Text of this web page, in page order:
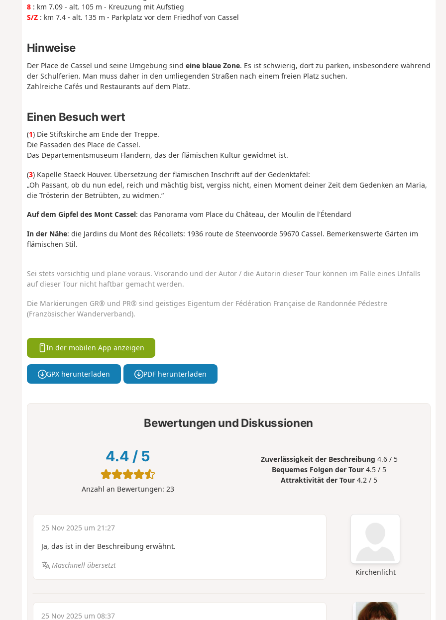
8: km 7.09 - alt. 105 m - Kreuzung mit Aufstieg
S/Z: km 7.4 - alt. 135 m - Parkplatz vor dem Friedhof von Cassel
Hinweise
Der Place de Cassel und seine Umgebung sind eine blaue Zone. Es ist schwierig, dort zu parken, insbesondere während
der Schulferien. Man muss daher in den umliegenden Straßen nach einem freien Platz suchen.
Zahlreiche Cafés und Restaurants auf dem Platz.
Einen Besuch wert
(1) Die Stiftskirche am Ende der Treppe.
Die Fassaden des Place de Cassel.
Das Departementsmuseum Flandern, das der flämischen Kultur gewidmet ist.
(3) Kapelle Staeck Houver. Übersetzung der flämischen Inschrift auf der Gedenktafel:
„Oh Passant, ob du nun edel, reich und mächtig bist, vergiss nicht, einen Moment deiner Zeit dem Gedenken an Maria,
die Trösterin der Betrübten, zu widmen.“
Auf dem Gipfel des Mont Cassel: das Panorama vom Place du Château, der Moulin de l'Étendard
In der Nähe: die Jardins du Mont des Récollets: 1936 route de Steenvoorde 59670 Cassel. Bemerkenswerte Gärten im
flämischen Stil.
Sei stets vorsichtig und plane voraus. Visorando und der Autor / die Autorin dieser Tour können im Falle eines Unfalls
auf dieser Tour nicht haftbar gemacht werden.
Die Markierungen GR® und PR® sind geistiges Eigentum der Fédération Française de Randonnée Pédestre
(Französischer Wanderverband).
In der mobilen App anzeigen
GPX herunterladen PDF herunterladen
Bewertungen und Diskussionen
4.4 / 5
Anzahl an Bewertungen: 23
Zuverlässigkeit der Beschreibung 4.6 / 5
Bequemes Folgen der Tour 4.5 / 5
Attraktivität der Tour 4.2 / 5
Kirchenlicht
25 Nov 2025 um 21:27
Ja, das ist in der Beschreibung erwähnt.
Maschinell übersetzt
25 Nov 2025 um 08:37